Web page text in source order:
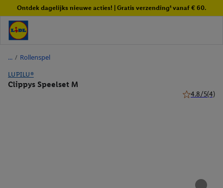
Ontdek dagelijks nieuwe acties! | Gratis verzending¹ vanaf € 60.
/ Rollenspel
LUPILU®
Clippys Speelset M
4.8/5(4)